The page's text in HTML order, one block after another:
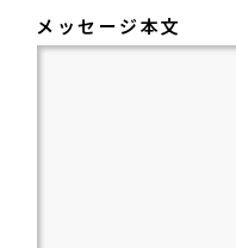
メッセージ本文